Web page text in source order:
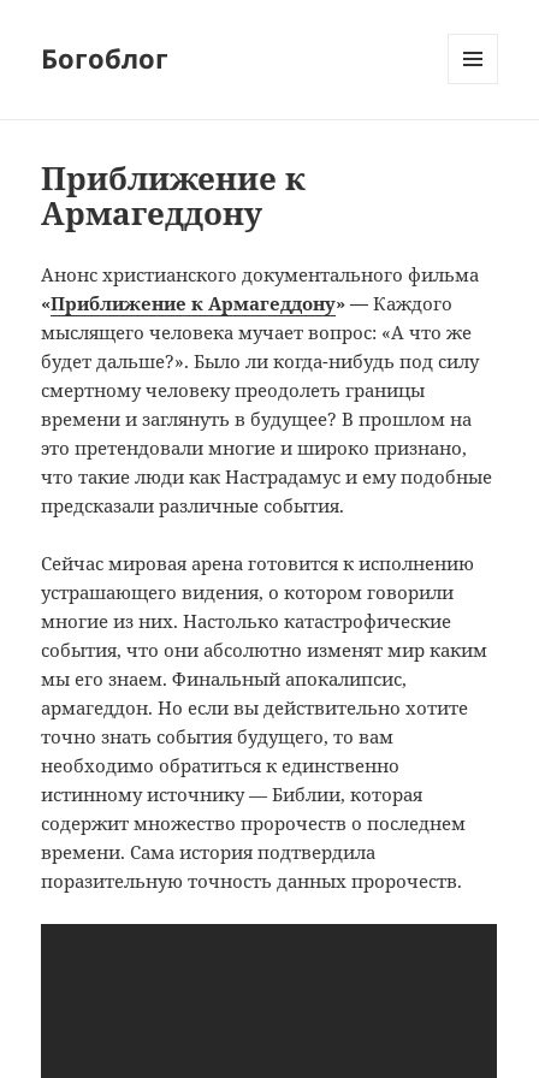
Богоблог
Приближение к
Армагеддону
Анонс христианского документального фильма
«Приближение к Армагеддону» —Каждого
мыслящего человека мучает вопрос: «А что же
будет дальше?». Было ли когда-нибудь под силу
смертному человеку преодолеть границы
времени и заглянуть в будущее? В прошлом на
это претендовали многие и широко признано,
что такие люди как Настрадамус и ему подобные
предсказали различные события.
Сейчас мировая арена готовится к исполнению
устрашающего видения, о котором говорили
многие из них. Настолько катастрофические
события, что они абсолютно изменят мир каким
мы его знаем. Финальный апокалипсис,
армагеддон. Но если вы действительно хотите
точно знать события будущего, то вам
необходимо обратиться к единственно
истинному источнику — Библии, которая
содержит множество пророчеств о последнем
времени. Сама история подтвердила
поразительную точность данных пророчеств.